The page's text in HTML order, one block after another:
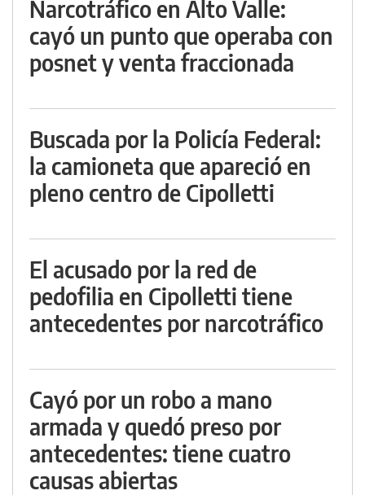
Narcotráfico en Alto Valle:
cayó un punto que operaba con
posnet y venta fraccionada
Buscada por la Policía Federal:
la camioneta que apareció en
pleno centro de Cipolletti
El acusado por la red de
pedofilia en Cipolletti tiene
antecedentes por narcotráfico
Cayó por un robo a mano
armada y quedó preso por
antecedentes: tiene cuatro
causas abiertas